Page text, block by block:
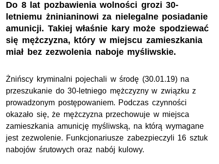
Do 8 lat pozbawienia wolności grozi 30-
letniemu żninianinowi za nielegalne posiadanie
amunicji. Takiej właśnie kary może spodziewać
się mężczyzna, który w miejscu zamieszkania
miał bez zezwolenia naboje myśliwskie.
Żnińscy kryminalni pojechali w środę (30.01.19) na
przeszukanie do 30-letniego mężczyzny w związku z
prowadzonym postępowaniem. Podczas czynności
okazało się, że mężczyzna przechowuje w miejsca
zamieszkania amunicję myśliwską, na którą wymagane
jest zezwolenie. Funkcjonariusze zabezpieczyli 16 sztuk
nabojów śrutowych oraz nabój kulowy.